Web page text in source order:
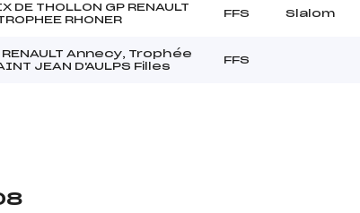
DE THOLLON GP RENAULT
RHONER
FFS Slalom
Annecy, Trophée
JEAN D'AULPS Filles
FFS